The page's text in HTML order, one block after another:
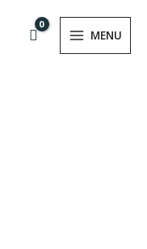
MAIN
MENU
MENU